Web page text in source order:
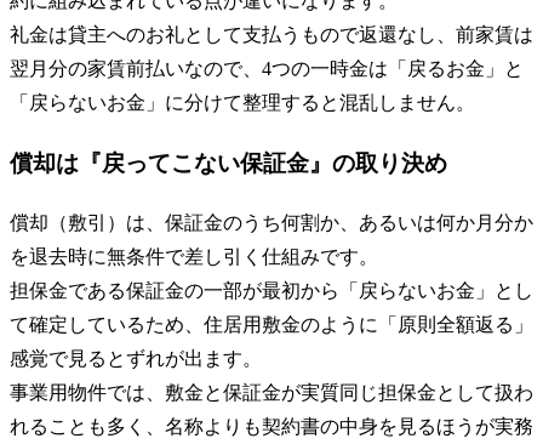
礼金は貸主へのお礼として支払うもので返還なし、前家賃は
翌月分の家賃前払いなので、4つの一時金は「戻るお金」と
「戻らないお金」に分けて整理すると混乱しません。
償却は『戻ってこない保証金』の取り決め
償却（敷引）は、保証金のうち何割か、あるいは何か月分か
を退去時に無条件で差し引く仕組みです。
担保金である保証金の一部が最初から「戻らないお金」とし
て確定しているため、住居用敷金のように「原則全額返る」
感覚で見るとずれが出ます。
事業用物件では、敷金と保証金が実質同じ担保金として扱わ
れることも多く、名称よりも契約書の中身を見るほうが実務